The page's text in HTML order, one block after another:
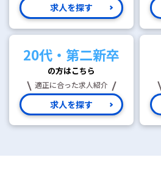
求人を探す
20代・第二新卒
の方はこちら
適正に合った求人紹介
求人を探す